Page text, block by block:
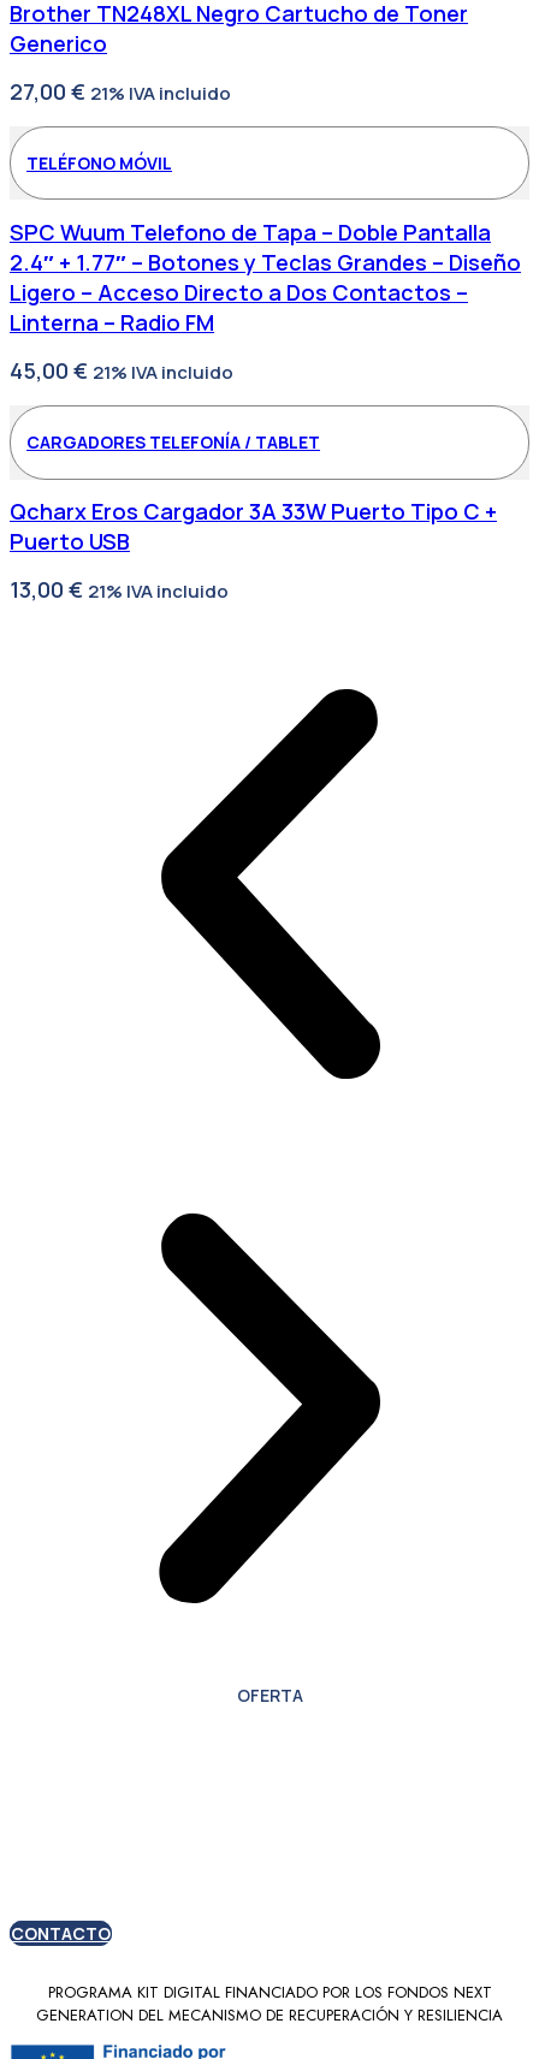
Brother TN248XL Negro Cartucho de Toner
Generico
27,00 € 21% IVA incluido
TELÉFONO MÓVIL
SPC Wuum Telefono de Tapa – Doble Pantalla
2.4″ + 1.77″ – Botones y Teclas Grandes – Diseño
Ligero – Acceso Directo a Dos Contactos –
Linterna – Radio FM
45,00 € 21% IVA incluido
CARGADORES TELEFONÍA / TABLET
Qcharx Eros Cargador 3A 33W Puerto Tipo C +
Puerto USB
13,00 € 21% IVA incluido
OFERTA
CONTACTO
PROGRAMA KIT DIGITAL FINANCIADO POR LOS FONDOS NEXT
GENERATION DEL MECANISMO DE RECUPERACIÓN Y RESILIENCIA